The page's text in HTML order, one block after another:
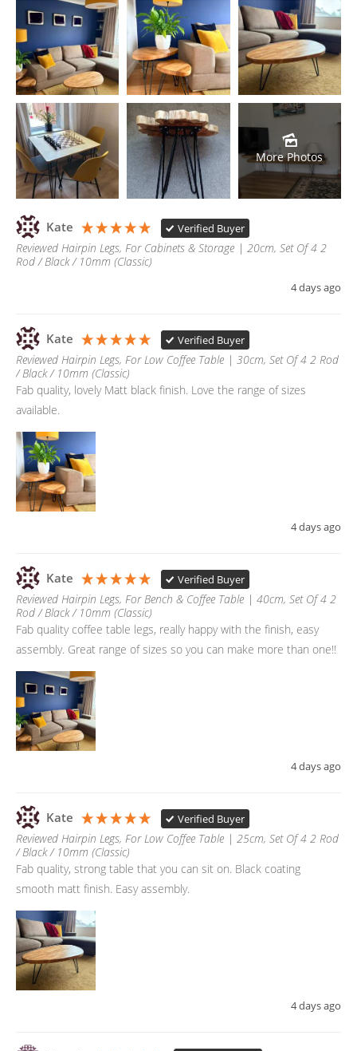
More Photos
Kate Verified Buyer
Reviewed Hairpin Legs, For Cabinets & Storage | 20cm, Set Of 4 2
Rod / Black / 10mm (Classic)
4 days ago
Kate Verified Buyer
Reviewed Hairpin Legs, For Low Coffee Table | 30cm, Set Of 4 2 Rod
/ Black / 10mm (Classic)
Fab quality, lovely Matt black finish. Love the range of sizes
available.
4 days ago
Kate Verified Buyer
Reviewed Hairpin Legs, For Bench & Coffee Table | 40cm, Set Of 4 2
Rod / Black / 10mm (Classic)
Fab quality coffee table legs, really happy with the finish, easy
assembly. Great range of sizes so you can make more than one!!
4 days ago
Kate Verified Buyer
Reviewed Hairpin Legs, For Low Coffee Table | 25cm, Set Of 4 2 Rod
/ Black / 10mm (Classic)
Fab quality, strong table that you can sit on. Black coating
smooth matt finish. Easy assembly.
4 days ago